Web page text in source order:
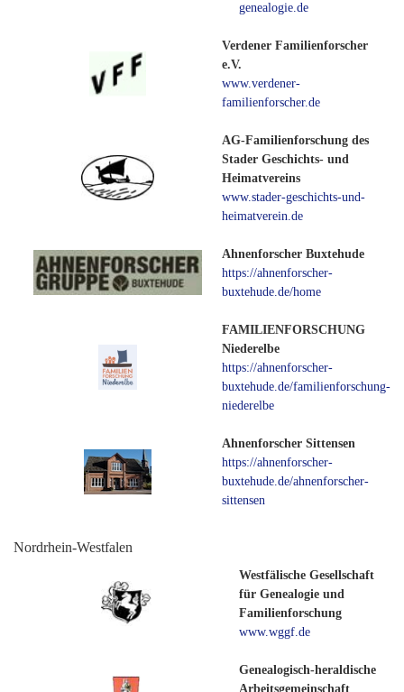
genealogie.de
Verdener Familienforscher
e.V.
www.verdener-
familienforscher.de
AG-Familienforschung des
Stader Geschichts- und
Heimatvereins
www.stader-geschichts-und-
heimatverein.de
Ahnenforscher Buxtehude
https://ahnenforscher-
buxtehude.de/home
FAMILIENFORSCHUNG
Niederelbe
https://ahnenforscher-
buxtehude.de/familienforschung-
niederelbe
Ahnenforscher Sittensen
https://ahnenforscher-
buxtehude.de/ahnenforscher-
sittensen
Nordrhein-Westfalen
Westfälische Gesellschaft
für Genealogie und
Familienforschung
www.wggf.de
Genealogisch-heraldische
Arbeitsgemeinschaft